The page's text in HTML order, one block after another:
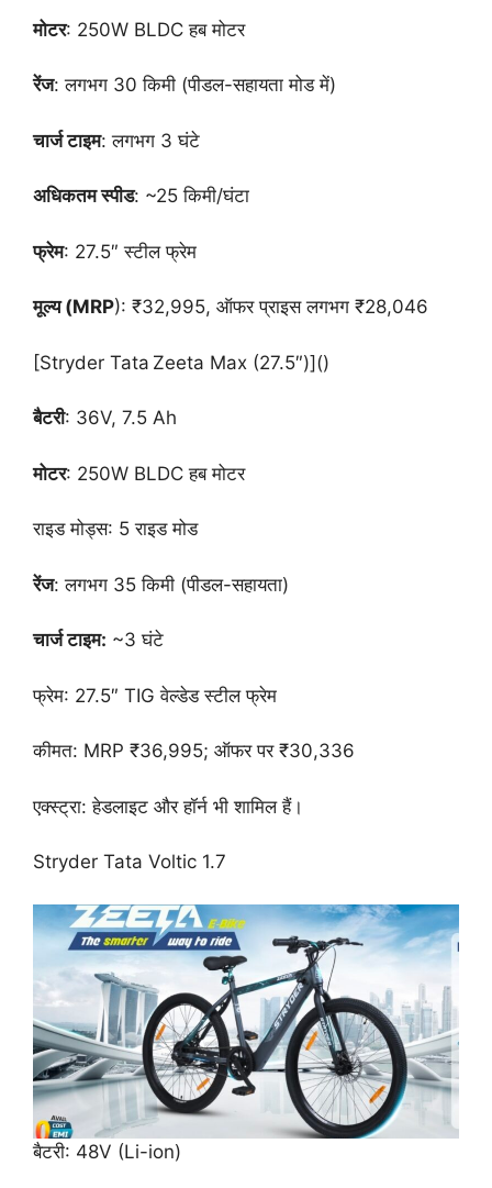
मोटर: 250W BLDC हब मोटर
रेंज: लगभग 30 किमी (पीडल-सहायता मोड में)
चार्ज टाइम: लगभग 3 घंटे
अधिकतम स्पीड: ~25 किमी/घंटा
फ्रेम: 27.5″ स्टील फ्रेम
मूल्य (MRP): ₹32,995, ऑफर प्राइस लगभग ₹28,046
[Stryder Tata Zeeta Max (27.5″)]()
बैटरी: 36V, 7.5 Ah
मोटर: 250W BLDC हब मोटर
राइड मोड्स: 5 राइड मोड
रेंज: लगभग 35 किमी (पीडल-सहायता)
चार्ज टाइम: ~3 घंटे
फ्रेम: 27.5″ TIG वेल्डेड स्टील फ्रेम
कीमत: MRP ₹36,995; ऑफर पर ₹30,336
एक्स्ट्रा: हेडलाइट और हॉर्न भी शामिल हैं।
Stryder Tata Voltic 1.7
बैटरी: 48V (Li-ion)